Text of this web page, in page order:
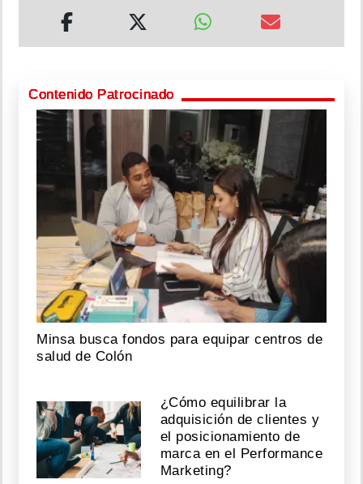
Contenido Patrocinado
Minsa busca fondos para equipar centros de
salud de Colón
¿Cómo equilibrar la
adquisición de clientes y
el posicionamiento de
marca en el Performance
Marketing?